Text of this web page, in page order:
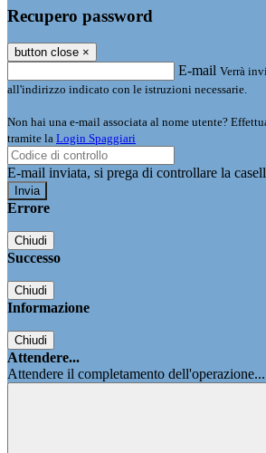
Recupero password
button close ×
E-mail Verrà
all'indirizzo indicato con le istruzioni necessarie.
Non hai una e-mail associata al nome utente?
tramite la Login Spaggiari
E-mail inviata, si prega di controllare la
Errore
Chiudi
Successo
Chiudi
Informazione
Chiudi
Attendere...
Attendere il completamento dell'operazione...